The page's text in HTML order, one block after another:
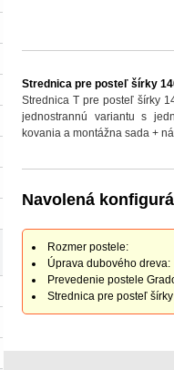
Strednica pre posteľ šírky
Strednica T pre posteľ šírky
jednostrannú variantu s
kovania a montážna sada +
Navolená
Rozmer postele:
Úprava dubového dreva:
Prevedenie postele
Strednica pre posteľ